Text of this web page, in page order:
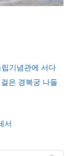
기념관에 서다
은 경복궁 나들
서